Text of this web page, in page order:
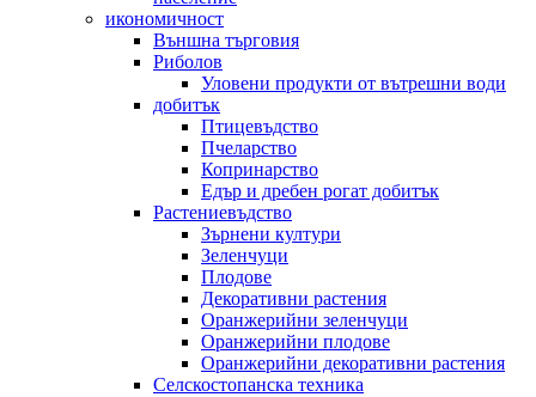
икономичност
Външна търговия
Риболов
Уловени продукти от вътрешни води
добитък
Птицевъдство
Пчеларство
Копринарство
Едър и дребен рогат добитък
Растениевъдство
Зърнени култури
Зеленчуци
Плодове
Декоративни растения
Оранжерийни зеленчуци
Оранжерийни плодове
Оранжерийни декоративни растения
Селскостопанска техника